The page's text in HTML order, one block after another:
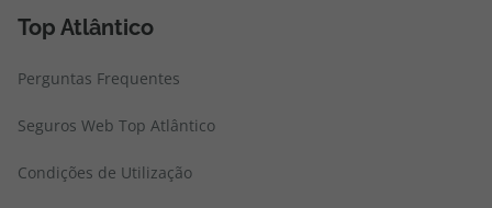
Top Atlântico
Perguntas Frequentes
Seguros Web Top Atlântico
Condições de Utilização